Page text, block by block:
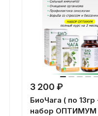
3 200 ₽
БиоЧага ( по
набор ОПТИМУМ